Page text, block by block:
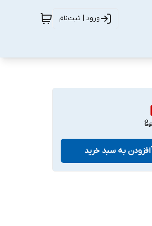
ورود | ثبت‌نام
افزودن به سبد خرید